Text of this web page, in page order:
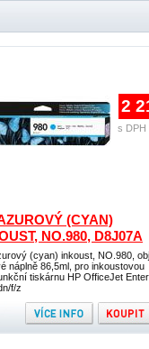
(CYAN)
NO.980, D8J07A
(cyan) inkoust, NO.980,
náplně 86,5ml, pro inkoustovou
tiskárnu HP OfficeJet
f/z
2
s DPH